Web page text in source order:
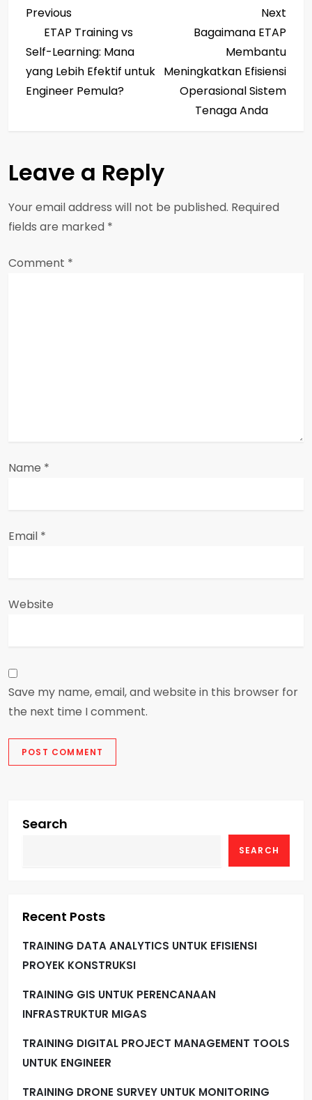
P
o
s
a
v
i
g
Previous
Post
Previous
ETAP Training vs
Self-Learning: Mana
yang Lebih Efektif untuk
Engineer Pemula?
Next
Bagaimana ETAP
Membantu
Meningkatkan Efisiensi
Operasional Sistem
Tenaga Anda
Leave a Reply
Your email address will not be published. Required
fields are marked *
Comment *
Name *
Email *
Website
Save my name, email, and website in this browser for
the next time I comment.
Search
SEARCH
Recent Posts
TRAINING DATA ANALYTICS UNTUK EFISIENSI
PROYEK KONSTRUKSI
TRAINING GIS UNTUK PERENCANAAN
INFRASTRUKTUR MIGAS
TRAINING DIGITAL PROJECT MANAGEMENT TOOLS
UNTUK ENGINEER
TRAINING DRONE SURVEY UNTUK MONITORING